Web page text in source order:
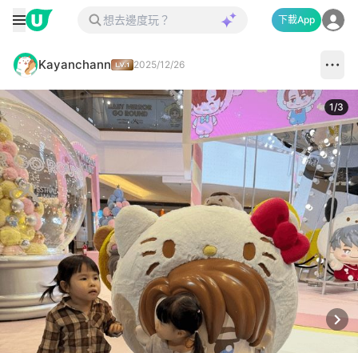
下載App
Kayanchann 2025/12/26
1/3